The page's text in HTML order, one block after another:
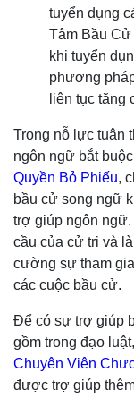
tuyển dụng
Tâm Bầu Cử
khi tuyển
phương
liên tục
Trong nỗ lực tuân
ngôn ngữ bắt
Quyền Bỏ Phiếu,
bầu cử song ngữ
trợ giúp ngôn
cầu của cử tri và
cường sự tham
các cuộc bầu cử.
Để có sự trợ giúp
gồm trong đạo
Chuyên Viên
được trợ giúp